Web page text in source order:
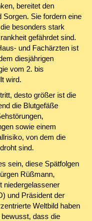
bereitet den
Sie fordern eine
besonders stark
gefährdet sind.
und Fachärzten ist
diesjährigen
vom 2. bis
wird.
desto größer ist die
die Blutgefäße
sowie einem
von dem die
sind.
sein, diese Spätfolgen
Rüßmann,
niedergelassener
und Präsident der
Weltbild haben
dass die